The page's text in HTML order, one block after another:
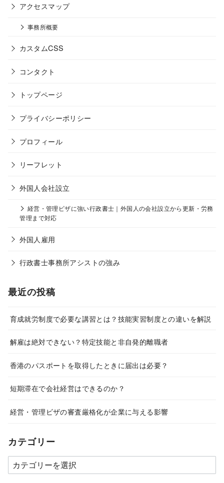
アクセスマップ
事務所概要
カスタムCSS
コンタクト
トップページ
プライバシーポリシー
プロフィール
リーフレット
外国人会社設立
経営・管理ビザに強い行政書士｜外国人の会社設立から更新・労務
管理まで対応
外国人雇用
行政書士事務所アシストの強み
最近の投稿
育成就労制度で必要な講習とは？技能実習制度との違いを解説
解雇は絶対できない？特定技能と非自発的離職者
香港のパスポートを取得したときに届出は必要？
短期滞在で会社経営はできるのか？
経営・管理ビザの審査厳格化が企業に与える影響
カテゴリー
カ
テ